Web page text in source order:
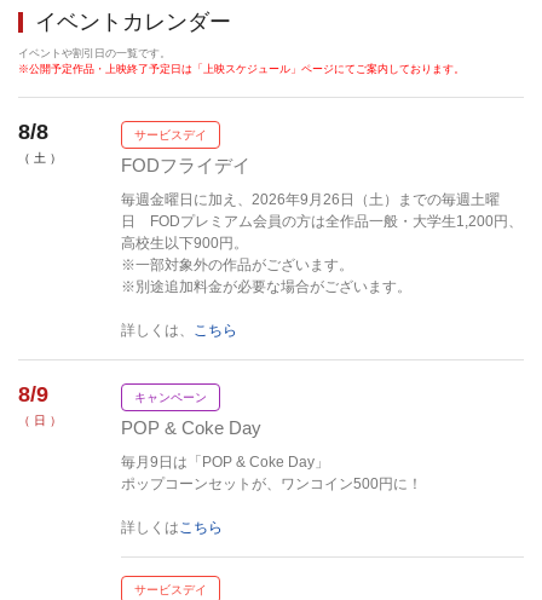
イベントカレンダー
イベントや割引日の一覧です。
※公開予定作品・上映終了予定日は「上映スケジュール」ページにてご案内しております。
8/8
（ 土 ）
サービスデイ
FODフライデイ
毎週金曜日に加え、2026年9月26日（土）までの毎週土曜
日 FODプレミアム会員の方は全作品一般・大学生1,200円、
高校生以下900円。
※一部対象外の作品がございます。
※別途追加料金が必要な場合がございます。
詳しくは、 こちら
8/9
（ 日 ）
キャンペーン
POP & Coke Day
毎月9日は「POP & Coke Day」
ポップコーンセットが、ワンコイン500円に！
詳しくはこちら
サービスデイ